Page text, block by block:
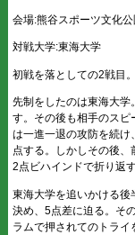
会場:熊谷スポーツ文化
対戦大学:東海大学
初戦を落としての2戦目
先制をしたのは東海大
す。その後も相手のスピ
は一進一退の攻防を続
点する。しかしその後
2点ビハインドで折り返す
東海大学を追いかける後
決め、5点差に迫る。そ
ラムで押されてのトラ